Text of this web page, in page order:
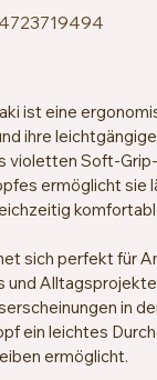
ist eine
ihre
violetten Soft-
ermöglicht sie
sich perfekt für
und
in
ein leichtes
ermöglicht.